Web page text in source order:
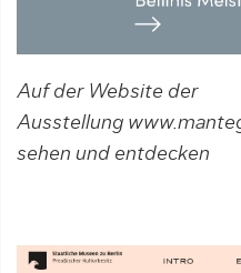
Auf der Website der
Ausstellung
sehen und entdecken